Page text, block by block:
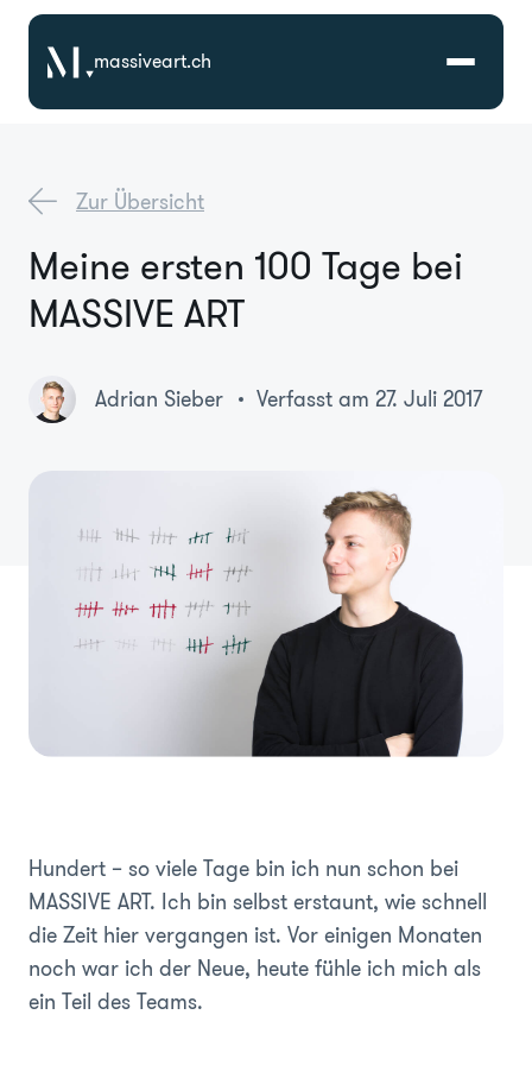
massiveart.ch
Referenzen
Branchen
Über Uns
Zur Übersicht
Meine ersten 100 Tage bei
MASSIVE ART
Adrian Sieber Verfasst am 27. Juli 2017
Hundert – so viele Tage bin ich nun schon bei
MASSIVE ART. Ich bin selbst erstaunt, wie schnell
die Zeit hier vergangen ist. Vor einigen Monaten
noch war ich der Neue, heute fühle ich mich als
ein Teil des Teams.